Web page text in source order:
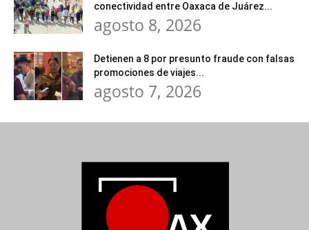
conectividad entre Oaxaca de Juárez...
agosto 8, 2026
Detienen a 8 por presunto fraude con falsas
promociones de viajes...
agosto 7, 2026